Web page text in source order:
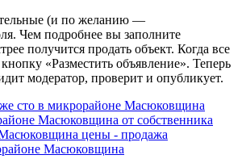
(и по желанию —
Чем подробнее вы заполните
получится продать объект. Когда все
«Разместить объявление». Теперь
модератор, проверит и опубликует.
сто в микрорайоне Масюковщина
Масюковщина от собственника
цены - продажа
Масюковщина